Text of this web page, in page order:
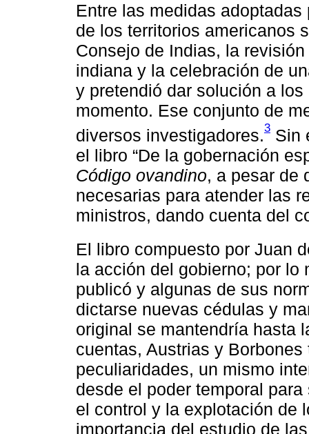
Entre las medidas
de los territorios americanos
Consejo de Indias, la
indiana y la celebración de
y pretendió dar solución a
momento. Ese conjunto de
diversos investigadores.3 Sin
el libro “De la gobernación
Código ovandino, a pesar de
necesarias para atender las
ministros, dando cuenta del
El libro compuesto por Juan
la acción del gobierno; por lo
publicó y algunas de sus
dictarse nuevas cédulas y
original se mantendría hasta
cuentas, Austrias y
peculiaridades, un mismo
desde el poder temporal
el control y la explotación de
importancia del estudio de